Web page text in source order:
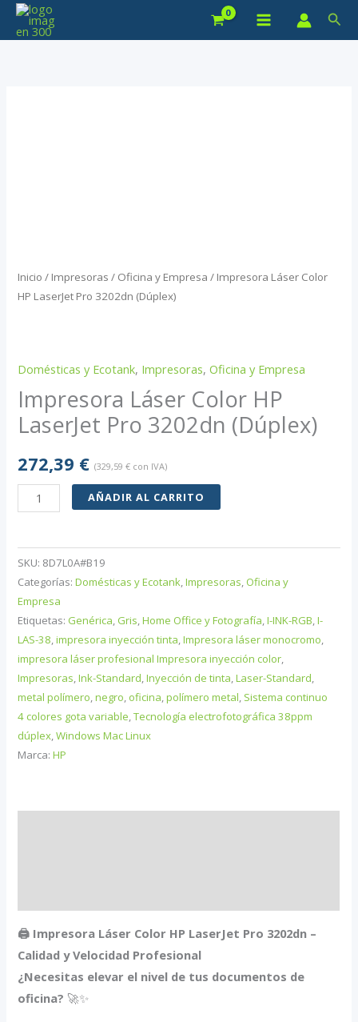
Inicio / Impresoras / Oficina y Empresa / Impresora Láser Color
HP LaserJet Pro 3202dn (Dúplex)
Domésticas y Ecotank, Impresoras,Oficina y Empresa
Impresora Láser Color HP
LaserJet Pro 3202dn (Dúplex)
272,39 € (329,59€ con IVA)
Impresora
Láser
HP
LaserJet
Pro
3202dn
(Dúplex)
cantidad
AÑADIR AL CARRITO
SKU: 8D7L0A#B19
Categorías:Domésticas y Ecotank,Impresoras, Oficina y
Empresa
Etiquetas: Genérica, Gris,Home Office y Fotografía,I-INK-RGB,I-
LAS-38,impresora inyección tinta,Impresora láser monocromo,
impresora láser profesional Impresora inyección color,
Impresoras,Ink-Standard,Inyección de tinta,Laser-Standard,
metal polímero,negro, oficina,polímero metal, Sistema continuo
4 colores gota variable,Tecnología electrofotográfica 38ppm
dúplex,Windows Mac Linux
Marca:HP
🖨️ Impresora Láser Color HP LaserJet Pro 3202dn –
Calidad y Velocidad Profesional
¿Necesitas elevar el nivel de tus documentos de
oficina? 🚀✨